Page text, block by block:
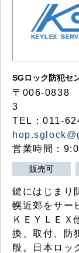
SGロック防犯セ
〒006-0838
3
TEL：011-
営業時間：
販売可
鍵にはじまり
幌近郊をサー
ＫＥＹＬＥＸ
換、取付、防
般。日本ロッ